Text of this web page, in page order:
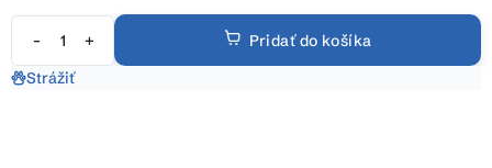
Pridať do košíka
Strážiť